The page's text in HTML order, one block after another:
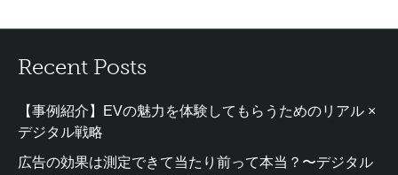
Recent Posts
【事例紹介】EVの魅力を体験してもらうためのリアル ×
デジタル戦略
広告の効果は測定できて当たり前って本当？〜デジタル